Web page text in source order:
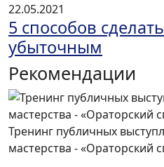
22.05.2021
5 способов
убыточным
Рекомендации
Тренинг публичных
мастерства - «Ораторский